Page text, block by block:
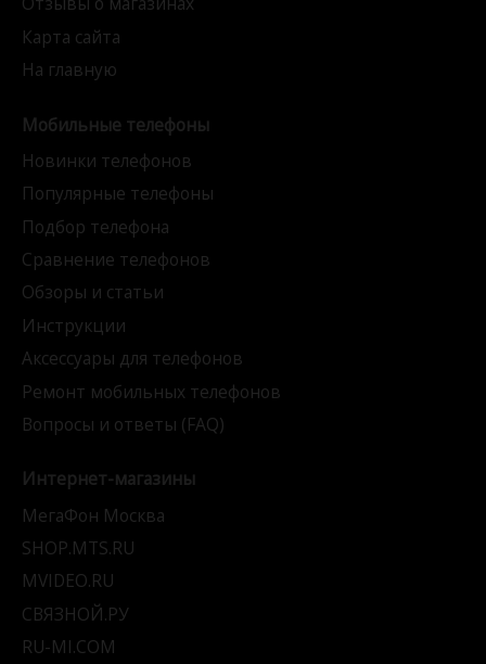
Карта сайта
На главную
Мобильные телефоны
Новинки телефонов
Популярные телефоны
Подбор телефона
Сравнение телефонов
Обзоры и статьи
Инструкции
Аксессуары для телефонов
Ремонт мобильных телефонов
Вопросы и ответы (FAQ)
Интернет-магазины
МегаФон Москва
SHOP.MTS.RU
MVIDEO.RU
СВЯЗНОЙ.РУ
RU-MI.COM